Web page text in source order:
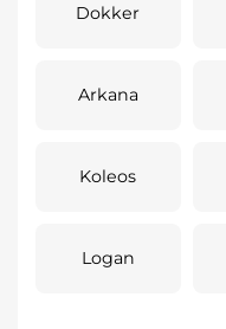
Dokker
Arkana
Koleos
Logan